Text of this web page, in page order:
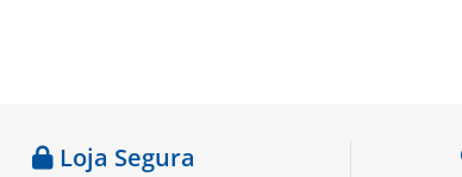
Loja Segura